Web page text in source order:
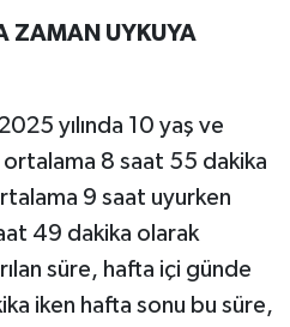
ZAMAN UYKUYA
yılında 10 yaş ve
8 saat 55 dakika
9 saat uyurken
49 dakika olarak
süre, hafta içi günde
iken hafta sonu bu süre,